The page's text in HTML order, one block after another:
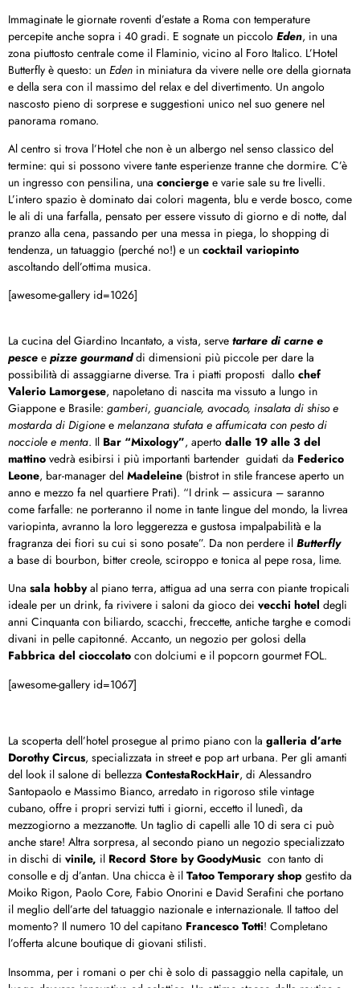
Immaginate le giornate roventi d’estate a Roma con temperature
percepite anche sopra i 40 gradi. E sognate un piccolo Eden, in una
zona piuttosto centrale come il Flaminio, vicino al Foro Italico. L’Hotel
Butterfly è questo: un Eden in miniatura da vivere nelle ore della giornata
e della sera con il massimo del relax e del divertimento. Un angolo
nascosto pieno di sorprese e suggestioni unico nel suo genere nel
panorama romano.
Al centro si trova l’Hotel che non è un albergo nel senso classico del
termine: qui si possono vivere tante esperienze tranne che dormire. C’è
un ingresso con pensilina, una concierge e varie sale su tre livelli.
L’intero spazio è dominato dai colori magenta, blu e verde bosco, come
le ali di una farfalla, pensato per essere vissuto di giorno e di notte, dal
pranzo alla cena, passando per una messa in piega, lo shopping di
tendenza, un tatuaggio (perché no!) e un cocktail variopinto
ascoltando dell’ottima musica.
[awesome-gallery id=1026]
La cucina del Giardino Incantato, a vista, serve tartare di carne e
pesce e pizze gourmanddi dimensioni più piccole per dare la
possibilità di assaggiarne diverse. Tra i piatti proposti dallo chef
Valerio Lamorgese, napoletano di nascita ma vissuto a lungo in
Giappone e Brasile: gamberi, guanciale, avocado, insalata di shiso e
mostarda di Digione e melanzana stufata e affumicata con pesto di
nocciole e menta. Il Bar “Mixology”, aperto dalle 19 alle 3 del
mattino vedrà esibirsi i più importanti bartender guidati da Federico
Leone, bar-manager del Madeleine (bistrot in stile francese aperto un
anno e mezzo fa nel quartiere Prati). “I drink – assicura – saranno
come farfalle: ne porteranno il nome in tante lingue del mondo, la livrea
variopinta, avranno la loro leggerezza e gustosa impalpabilità e la
fragranza dei fiori su cui si sono posate”. Da non perdere il Butterfly
a base di bourbon, bitter creole, sciroppo e tonica al pepe rosa, lime.
Una sala hobbyal piano terra, attigua ad una serra con piante tropicali
ideale per un drink, fa rivivere i saloni da gioco dei vecchi hotel degli
anni Cinquanta con biliardo, scacchi, freccette, antiche targhe e comodi
divani in pelle capitonné. Accanto, un negozio per golosi della
Fabbrica del cioccolato con dolciumi e il popcorn gourmet FOL.
[awesome-gallery id=1067]
La scoperta dell’hotel prosegue al primo piano con la galleria d’arte
Dorothy Circus, specializzata in street e pop art urbana. Per gli amanti
del look il salone di bellezza ContestaRockHair, di Alessandro
Santopaolo e Massimo Bianco, arredato in rigoroso stile vintage
cubano, offre i propri servizi tutti i giorni, eccetto il lunedì, da
mezzogiorno a mezzanotte. Un taglio di capelli alle 10 di sera ci può
anche stare! Altra sorpresa, al secondo piano un negozio specializzato
in dischi di vinile, il Record Store by GoodyMusic con tanto di
consolle e dj d’antan. Una chicca è il Tatoo Temporary shop gestito da
Moiko Rigon, Paolo Core, Fabio Onorini e David Serafini che portano
il meglio dell’arte del tatuaggio nazionale e internazionale. Il tattoo del
momento? Il numero 10 del capitano Francesco Totti! Completano
l’offerta alcune boutique di giovani stilisti.
Insomma, per i romani o per chi è solo di passaggio nella capitale, un